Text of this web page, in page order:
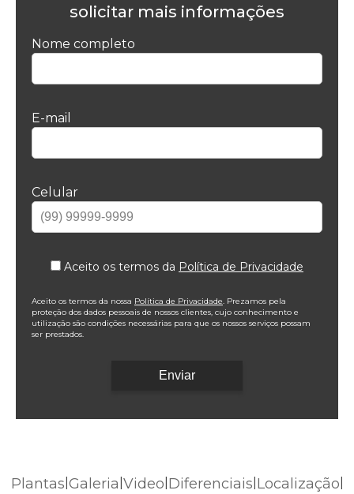
solicitar mais informações
Nome completo
E-mail
Celular
Aceito os termos da Política de Privacidade
Aceito os termos da nossa Política de Privacidade. Prezamos pela
proteção dos dados pessoais de nossos clientes, cujo conhecimento e
utilização são condições necessárias para que os nossos serviços possam
ser prestados.
Plantas Galeria Video Diferenciais Localização